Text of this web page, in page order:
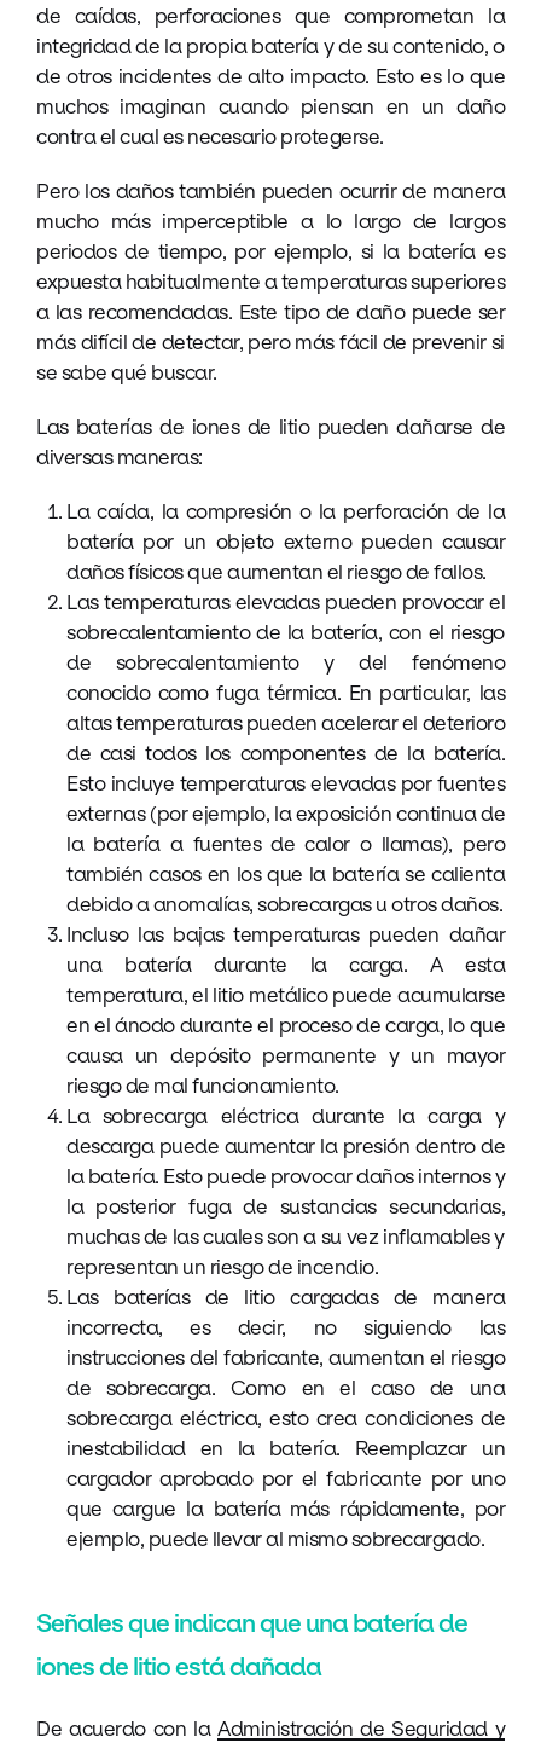
de caídas, perforaciones que comprometan la
integridad de la propia batería y de su contenido, o
de otros incidentes de alto impacto. Esto es lo que
muchos imaginan cuando piensan en un daño
contra el cual es necesario protegerse.
Pero los daños también pueden ocurrir de manera
mucho más imperceptible a lo largo de largos
periodos de tiempo, por ejemplo, si la batería es
expuesta habitualmente a temperaturas superiores
a las recomendadas. Este tipo de daño puede ser
más difícil de detectar, pero más fácil de prevenir si
se sabe qué buscar.
Las baterías de iones de litio pueden dañarse de
diversas maneras:
La caída, la compresión o la perforación de la
batería por un objeto externo pueden causar
daños físicos que aumentan el riesgo de fallos.
Las temperaturas elevadas pueden provocar el
sobrecalentamiento de la batería, con el riesgo
de sobrecalentamiento y del fenómeno
conocido como fuga térmica. En particular, las
altas temperaturas pueden acelerar el deterioro
de casi todos los componentes de la batería.
Esto incluye temperaturas elevadas por fuentes
externas (por ejemplo, la exposición continua de
la batería a fuentes de calor o llamas), pero
también casos en los que la batería se calienta
debido a anomalías, sobrecargas u otros daños.
Incluso las bajas temperaturas pueden dañar
una batería durante la carga. A esta
temperatura, el litio metálico puede acumularse
en el ánodo durante el proceso de carga, lo que
causa un depósito permanente y un mayor
riesgo de mal funcionamiento.
La sobrecarga eléctrica durante la carga y
descarga puede aumentar la presión dentro de
la batería. Esto puede provocar daños internos y
la posterior fuga de sustancias secundarias,
muchas de las cuales son a su vez inflamables y
representan un riesgo de incendio.
Las baterías de litio cargadas de manera
incorrecta, es decir, no siguiendo las
instrucciones del fabricante, aumentan el riesgo
de sobrecarga. Como en el caso de una
sobrecarga eléctrica, esto crea condiciones de
inestabilidad en la batería. Reemplazar un
cargador aprobado por el fabricante por uno
que cargue la batería más rápidamente, por
ejemplo, puede llevar al mismo sobrecargado.
Señales que indican que una batería de
iones de litio está dañada
De acuerdo con la Administración de Seguridad y